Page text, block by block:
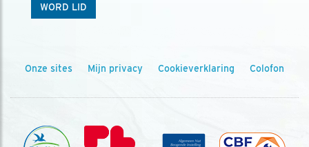
WORD LID
Onze sites Mijn privacy Cookieverklaring Colofon